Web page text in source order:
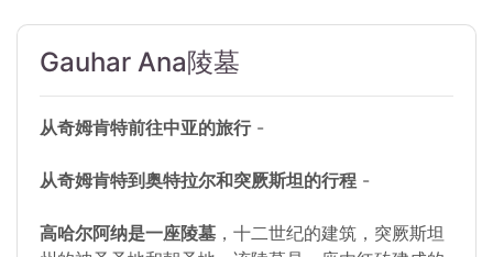
Gauhar Ana陵墓
从奇姆肯特前往中亚的旅行-
从奇姆肯特到奥特拉尔和突厥斯坦的行程 -
高哈尔阿纳是一座陵墓 ，十二世纪的建筑，突厥斯坦